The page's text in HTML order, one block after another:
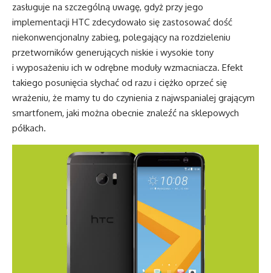
zasługuje na szczególną uwagę, gdyż przy jego
implementacji HTC zdecydowało się zastosować dość
niekonwencjonalny zabieg, polegający na rozdzieleniu
przetworników generujących niskie i wysokie tony
i wyposażeniu ich w odrębne moduły wzmacniacza. Efekt
takiego posunięcia słychać od razu i ciężko oprzeć się
wrażeniu, że mamy tu do czynienia z najwspanialej grającym
smartfonem, jaki można obecnie znaleźć na sklepowych
półkach.